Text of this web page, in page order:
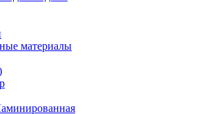
материалы